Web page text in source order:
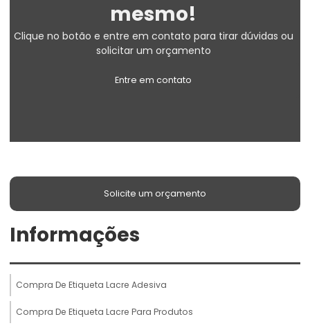
mesmo!
Clique no botão e entre em contato para tirar dúvidas ou
solicitar um orçamento
Entre em contato
Solicite um orçamento
Informações
Compra De Etiqueta Lacre Adesiva
Compra De Etiqueta Lacre Para Produtos